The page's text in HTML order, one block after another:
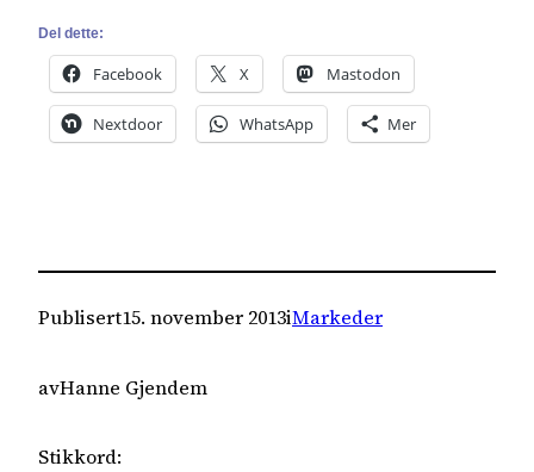
Del dette:
Facebook X Mastodon
Nextdoor WhatsApp Mer
Publisert15. november 2013iMarkeder
avHanne Gjendem
Stikkord: